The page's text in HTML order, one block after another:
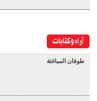
آراء وكتابات
طوفان المباغتة